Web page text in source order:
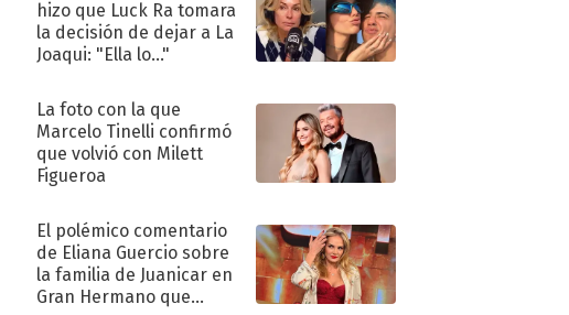
hizo que Luck Ra tomara
la decisión de dejar a La
Joaqui: "Ella lo..."
La foto con la que
Marcelo Tinelli confirmó
que volvió con Milett
Figueroa
El polémico comentario
de Eliana Guercio sobre
la familia de Juanicar en
Gran Hermano que